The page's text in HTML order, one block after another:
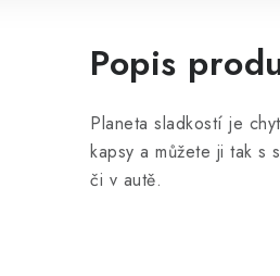
Popis
Planeta sladkostí je
kapsy a můžete ji tak s
či v autě.